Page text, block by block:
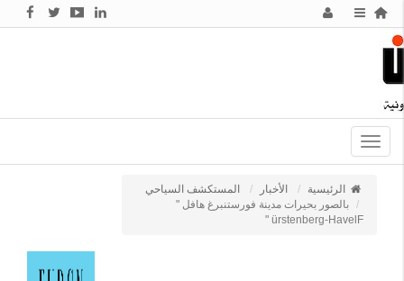
Toggle
navigation
الرئيسية الأخبار
المستكشف السياحي
بالصور بحيرات مدينة فورستنبرغ هافل "
ürstenberg-HavelF "